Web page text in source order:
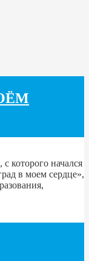
которого начался
в моем сердце»,